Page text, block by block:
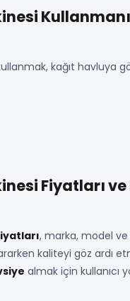
kağıt havluya
Fiyatları
, marka, model ve
kaliteyi göz ardı
almak için kullanıcı